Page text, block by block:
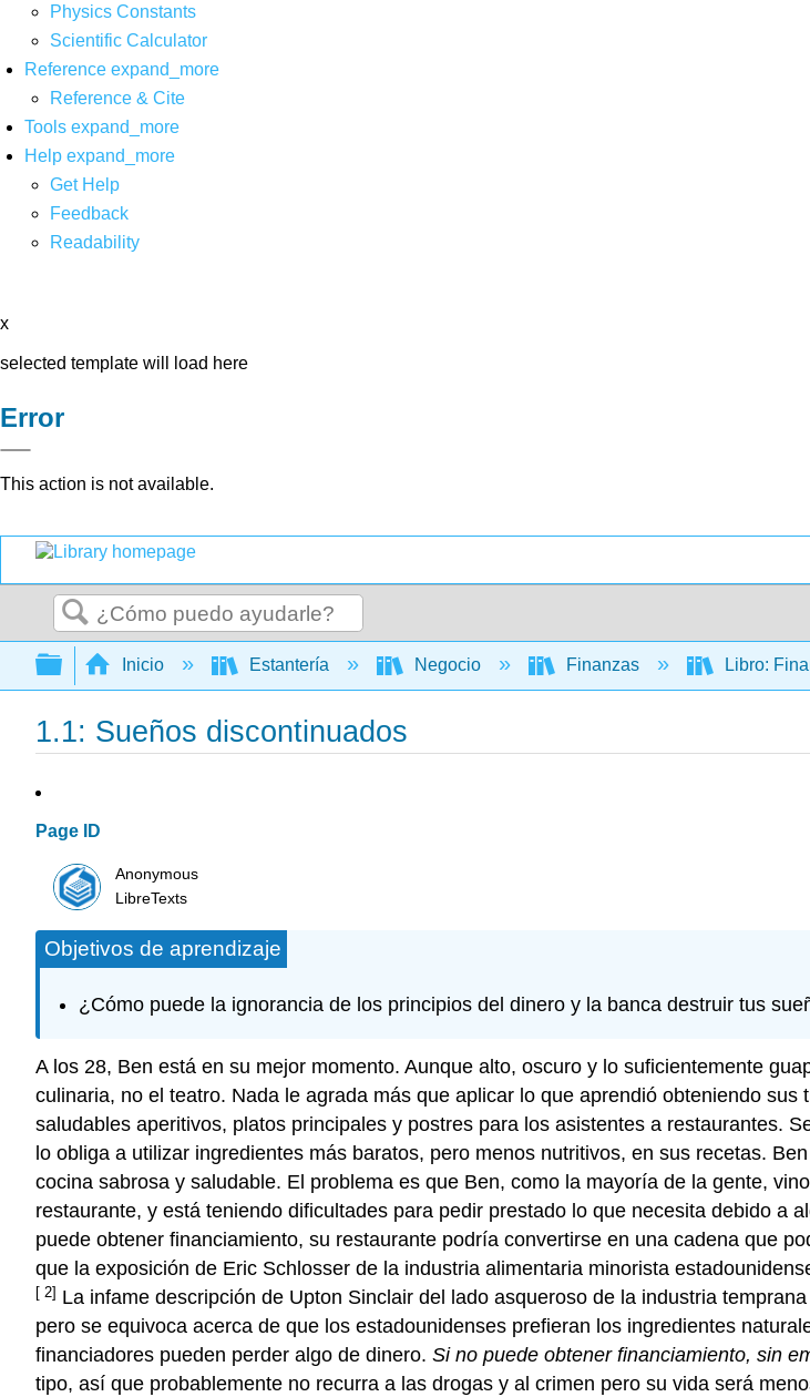
Physics Constants
Scientific Calculator
Reference expand_more
Reference & Cite
Tools expand_more
Help expand_more
Get Help
Feedback
Readability
x
selected template will load here
Error
This action is not available.
Buscar
Expandir/contraer jerarquía global
Inicio Estantería Negocio Finanzas Libro:
1.1: Sueños discontinuados
Page ID
Anonymous
LibreTexts
Objetivos de aprendizaje
¿Cómo puede la ignorancia de los principios del dinero y la banca destruir tus
A los 28, Ben está en su mejor momento. Aunque alto, oscuro y lo suficientemente
culinaria, no el teatro. Nada le agrada más que aplicar lo que aprendió obteniendo
saludables aperitivos, platos principales y postres para los asistentes a restaurantes.
lo obliga a utilizar ingredientes más baratos, pero menos nutritivos, en sus recetas.
cocina sabrosa y saludable. El problema es que Ben, como la mayoría de la gente,
restaurante, y está teniendo dificultades para pedir prestado lo que necesita debido a
puede obtener financiamiento, su restaurante podría convertirse en una cadena que
que la exposición de Eric Schlosser de la industria alimentaria minorista
[ 2] La infame descripción de Upton Sinclair del lado asqueroso de la industria
pero se equivoca acerca de que los estadounidenses prefieran los ingredientes
financiadores pueden perder algo de dinero. Si no puede obtener financiamiento, sin
tipo, así que probablemente no recurra a las drogas y al crimen pero su vida será